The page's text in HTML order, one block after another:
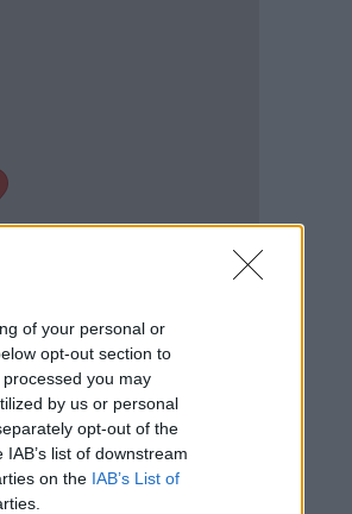
of your personal or
opt-out section to
you may
by us or personal
opt-out of the
list of downstream
on the IAB’s List of